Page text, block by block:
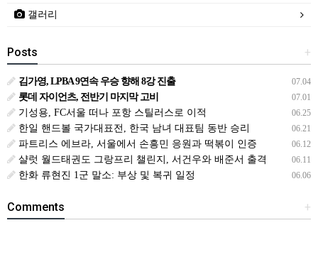
갤러리
+
Posts
07.04
김가영, LPBA 9연속 우승 향해 8강 진출
07.01
롯데 자이언츠, 전반기 마지막 고비
06.25
기성용, FC서울 떠나 포항 스틸러스로 이적
06.21
한일 핸드볼 국가대표전, 한국 남녀 대표팀 동반 승리
06.12
파트리스 에브라, 서울에서 손흥민 응원과 떡볶이 인증
06.11
샬럿 월드태권도 그랑프리 챌린지, 서건우와 배준서 출격
06.06
한화 류현진 1군 말소: 부상 및 복귀 일정
+
Comments